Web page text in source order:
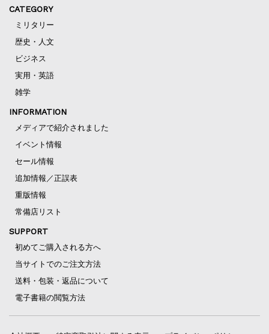
CATEGORY
ミリタリー
歴史・人文
ビジネス
実用・英語
雑学
INFORMATION
メディアで紹介されました
イベント情報
セール情報
追加情報／正誤表
重版情報
常備店リスト
SUPPORT
初めてご購入される方へ
当サイトでのご注文方法
送料・包装・返品について
電子書籍の閲覧方法